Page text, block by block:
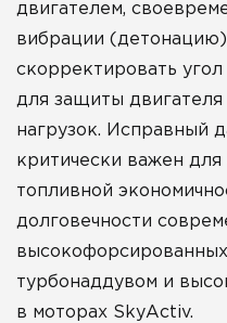
двигателем,
вибрации (детонацию)
скорректировать
для защиты
нагрузок. Исправный
критически важен
топливной
долговечности
турбонаддувом и
в моторах SkyActiv.